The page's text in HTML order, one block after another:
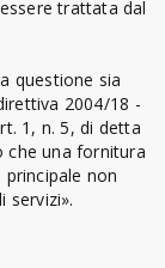
trattata dal
questione sia
2004/18 -
1, n. 5, di detta
che una fornitura
non
servizi».